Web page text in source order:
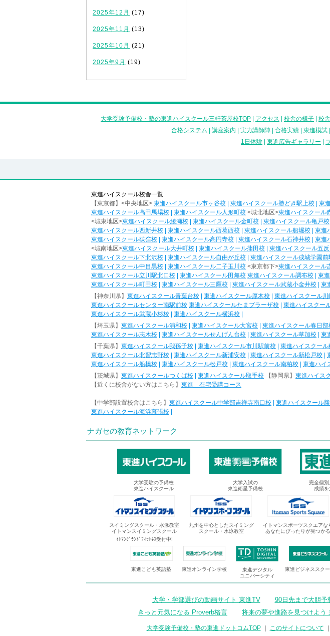
2025年12月 (17)
2025年11月 (13)
2025年10月 (21)
2025年9月 (19)
大学受験予備校・塾の東進ハイスクール三軒茶屋校TOP アクセス 校舎の様子 校
合格システム
講座案内 実力講師陣| 合格実績| 東進模試|
1日体験
東進広告ギャラリー
東進ハイスクール校舎一覧
【東京都】<中央地区> 東進ハイスクール市ヶ谷校 東進ハイスクール勝どき駅上校 東
東進ハイスクール高田馬場校
東進ハイスクール人形町校 <城北地区>東進ハイスクール
<城東地区>東進ハイスクール綾瀬校 東進ハイスクール金町校 東進ハイスクール亀戸校
東進ハイスクール西新井校
東進ハイスクール西葛西校 東進ハイスクール船堀校 東進
東進ハイスクール荻窪校
東進ハイスクール高円寺校 東進ハイスクール石神井校 東進
<城南地区>東進ハイスクール大井町校 東進ハイスクール蒲田校 東進ハイスクール五
東進ハイスクール下北沢校
東進ハイスクール自由が丘校 東進ハイスクール成城学園前
東進ハイスクール中目黒校
東進ハイスクール二子玉川校 <東京都下>東進ハイスクール
東進ハイスクール立川駅北口校
東進ハイスクール田無校 東進ハイスクール調布校 東
東進ハイスクール町田校
東進ハイスクール三鷹校 東進ハイスクール武蔵小金井校 東
【神奈川県】 東進ハイスクール青葉台校 東進ハイスクール厚木校 東進ハイスクール川
東進ハイスクールセンター南駅前校 東進ハイスクールたまプラーザ校 東進ハイスクー
東進ハイスクール武蔵小杉校
東進ハイスクール横浜校
【埼玉県】 東進ハイスクール浦和校 東進ハイスクール大宮校 東進ハイスクール春日部
東進ハイスクール志木校
東進ハイスクールせんげん台校 東進ハイスクール草加校 東
【千葉県】 東進ハイスクール我孫子校 東進ハイスクール市川駅前校 東進ハイスクー
東進ハイスクール北習志野校
東進ハイスクール新浦安校 東進ハイスクール新松戸校
東進ハイスクール船橋校
東進ハイスクール松戸校 東進ハイスクール南柏校
東進ハイ
【茨城県】 東進ハイスクールつくば校 東進ハイスクール取手校 【静岡県】 東進ハイス
【近くに校舎がない方はこちら】 東進 在宅受講コース
【中学部設置校舎はこちら】 東進ハイスクール中学部吉祥寺南口校 東進ハイスクール
東進ハイスクール海浜幕張校
ナガセの教育ネットワーク
大学受験の予備校
東進ハイスクール
大学入試の
東進衛星予備校
完全個
成績
スイミングスクール・水泳教室
イトマンスイミングスクール
ｲﾄﾏﾝｸﾞﾗﾝﾄﾞﾌｨｯﾄﾈｽ受付中!
九州を中心としたスイミング
スクール・水泳教室
イトマンスポーツスクエアな
あなたにぴったりが見つかる
東進こども英語塾 東進オンライン学校
東進デジタル
ユニバーシティ
東進ビジネススク
大学・学部選びの動画サイト 東進TV 90日先まで大胆予
きっと元気になる Proverb格言
将来の夢や進路を見つけよう
大学受験予備校・塾の東進ドットコムTOP｜ このサイトについて